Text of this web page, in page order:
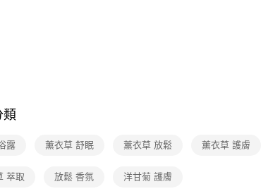
類
露 薰衣草 舒眠 薰衣草 放鬆 薰衣草 護膚
萃取 放鬆 香氛 洋甘菊 護膚